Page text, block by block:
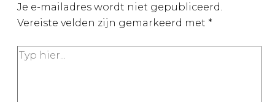
Je e-mailadres wordt niet gepubliceerd.
Vereiste velden zijn gemarkeerd met *
Typ